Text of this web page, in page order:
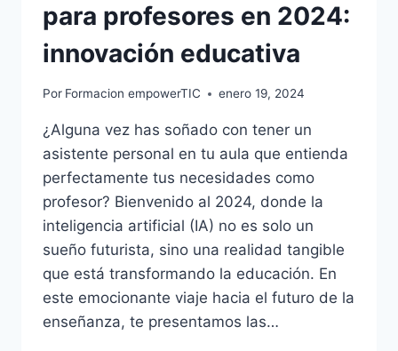
para profesores en 2024:
innovación educativa
Por Formacion empowerTIC enero 19, 2024
¿Alguna vez has soñado con tener un
asistente personal en tu aula que entienda
perfectamente tus necesidades como
profesor? Bienvenido al 2024, donde la
inteligencia artificial (IA) no es solo un
sueño futurista, sino una realidad tangible
que está transformando la educación. En
este emocionante viaje hacia el futuro de la
enseñanza, te presentamos las…